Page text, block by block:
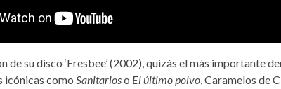
de su disco ‘Fresbee’ (2002), quizás el más importante
icónicas como Sanitarioso El último polvo, Caramelos de